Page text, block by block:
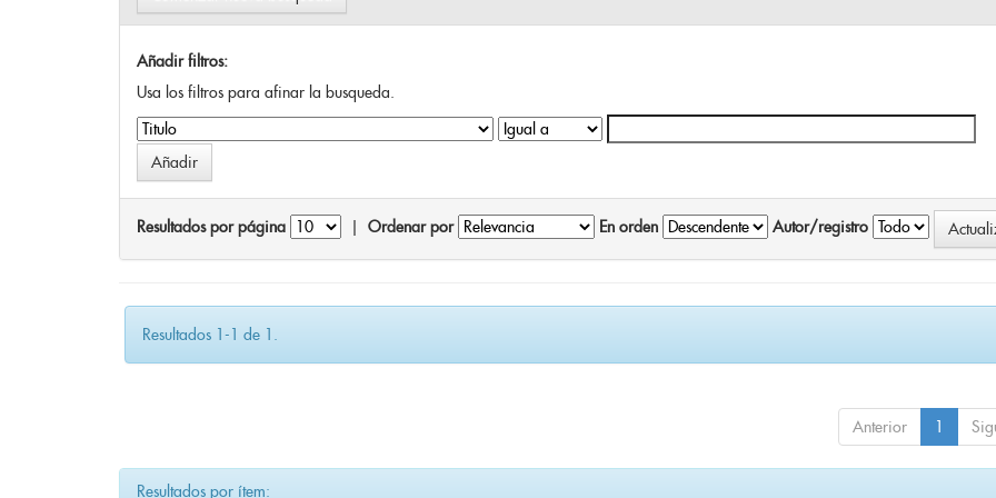
Añadir filtros:
Usa los filtros para afinar la busqueda.
Resultados por página Ordenar por En orden Autor/registro
Resultados 1-1 de 1.
Anterior 1
Resultados por ítem: